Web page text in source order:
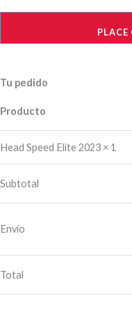
Tu pedido
Producto
Head Speed Elite 2023 × 1
Subtotal
Envío
Total